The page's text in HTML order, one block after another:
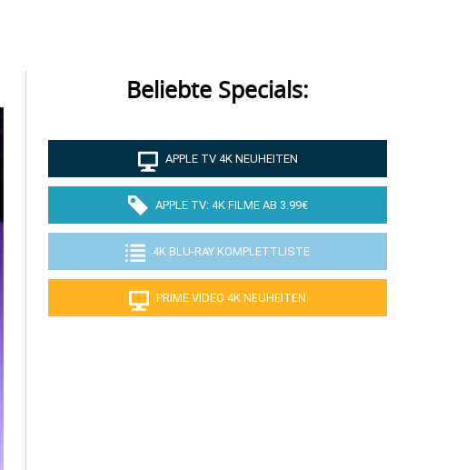
Beliebte Specials:
APPLE TV 4K NEUHEITEN
APPLE TV: 4K FILME AB 3.99€
4K BLU-RAY KOMPLETTLISTE
PRIME VIDEO 4K NEUHEITEN